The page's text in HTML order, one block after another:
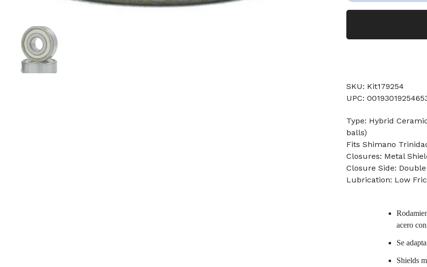
Mostrar diapositiva 1
SKU: Kit179254
UPC:
Type: Hybrid
balls)
Fits Shimano
Closures: Metal
Closure Side:
Lubrication: Low
acero
Se
Shields